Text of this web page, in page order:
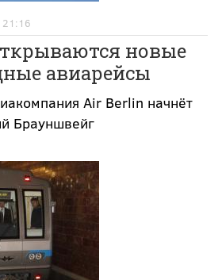
21:16
новые
авиарейсы
Air Berlin начнёт
Брауншвейг